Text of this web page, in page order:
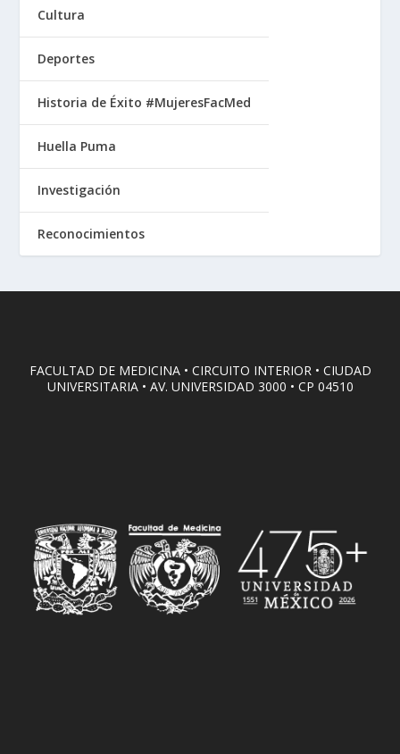
Cultura
Deportes
Historia de Éxito #MujeresFacMed
Huella Puma
Investigación
Reconocimientos
FACULTAD DE MEDICINA • CIRCUITO INTERIOR • CIUDAD
UNIVERSITARIA • AV. UNIVERSIDAD 3000 • CP 04510